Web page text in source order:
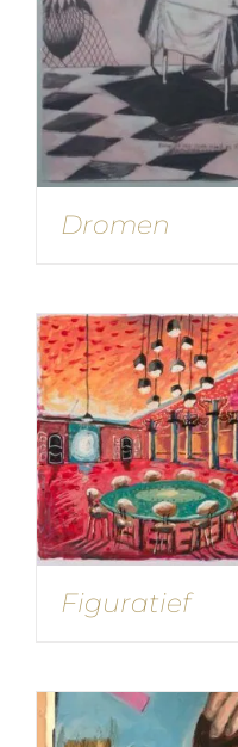
Dromen
Figuratief